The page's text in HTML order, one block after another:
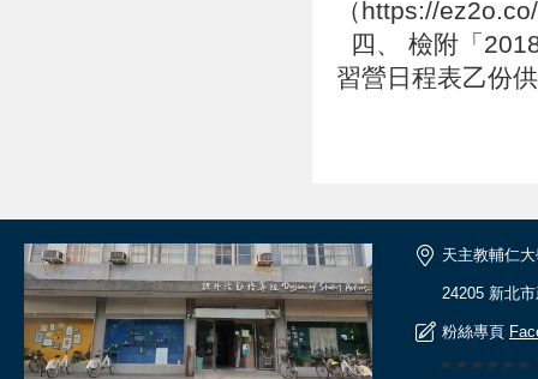
（https://
四、 檢附「
習營日程表乙份
天主教輔仁
24205 新北
粉絲專頁